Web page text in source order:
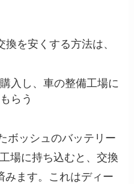
を安くする方法は、
入し、車の整備工場に
らう
ボッシュのバッテリー
場に持ち込むと、交換
みます。これはディー